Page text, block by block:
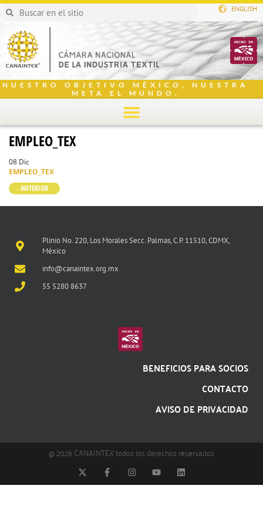
ENGLISH
NUESTRO OBJETIVO MÉXICO, NUESTRA
META EL MUNDO.
EMPLEO_TEX
08 Dic
EMPLEO_TEX
ANTERIOR
Plinio No. 220, Los Morales Secc. Palmas, C.P. 11510, CDMX,
México
info@canaintex.org.mx
55 5280 8637
BENEFICIOS PARA SOCIOS
CONTACTO
AVISO DE PRIVACIDAD
@ 2026 CANAINTEX todos los derechos reservados